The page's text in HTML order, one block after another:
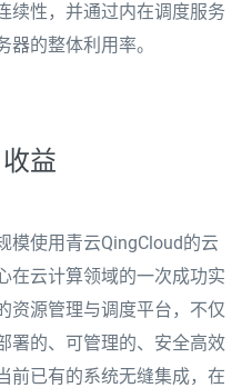
续性，并通过内在调度服务
的整体利用率。
益
模使用青云QingCloud的云
在云计算领域的一次成功实
资源管理与调度平台，不仅
署的、可管理的、安全高效
前已有的系统无缝集成，在